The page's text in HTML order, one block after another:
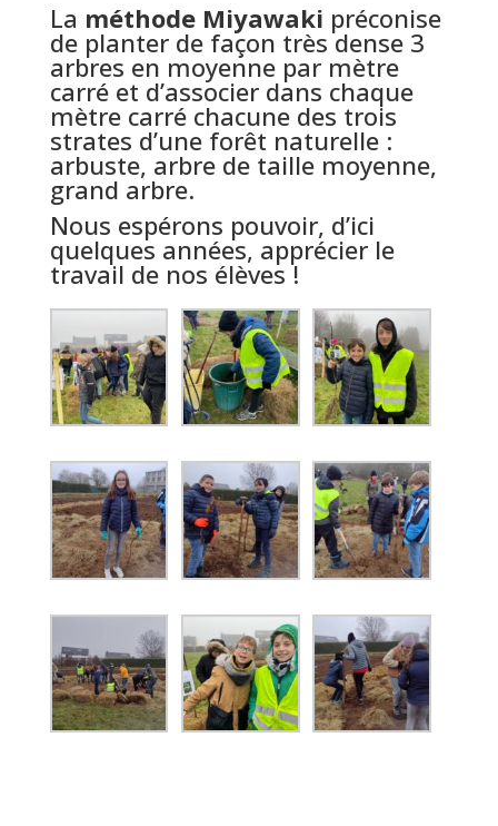
La méthode Miyawaki préconise
de planter de façon très dense 3
arbres en moyenne par mètre
carré et d’associer dans chaque
mètre carré chacune des trois
strates d’une forêt naturelle :
arbuste, arbre de taille moyenne,
grand arbre.
Nous espérons pouvoir, d’ici
quelques années, apprécier le
travail de nos élèves !